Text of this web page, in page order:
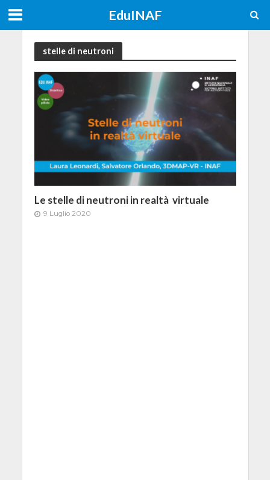
EduINAF
stelle di neutroni
Le stelle di neutroni in realtà virtuale
9 Luglio 2020